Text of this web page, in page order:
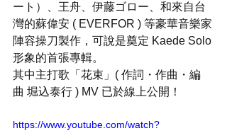
ート）、王舟、伊藤ゴロー、和來自台
灣的蘇偉安 ( EVERFOR ) 等豪華音樂家
陣容操刀製作，可說是奠定 Kaede Solo
形象的首張專輯。
其中主打歌「花束」( 作詞・作曲・編
曲 堀込泰行 ) MV 已於線上公開！
https://www.youtube.com/watch?